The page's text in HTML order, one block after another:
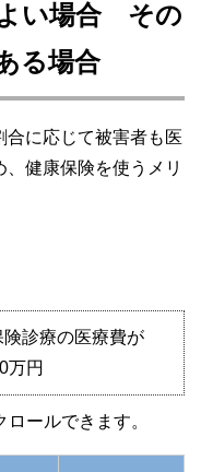
い場合 その
る場合
に応じて被害者も医
健康保険を使うメリ
険診療の医療費が
万円